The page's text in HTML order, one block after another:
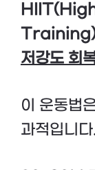
저강도 회
이 운동법
과적입니